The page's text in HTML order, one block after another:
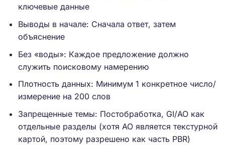
ключевые данные
Выводы в начале: Сначала ответ, затем
объяснение
Без «воды»: Каждое предложение должно
служить поисковому намерению
Плотность данных: Минимум 1 конкретное число/
измерение на 200 слов
Запрещенные темы: Постобработка, GI/AO как
отдельные разделы (хотя AO является текстурной
картой, поэтому разрешено как часть PBR)